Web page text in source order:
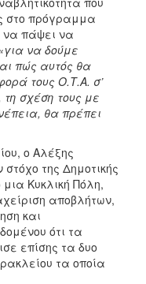
στο πρόγραμμα
να πάψει να
να δούμε
πώς αυτός θα
τους Ο.Τ.Α. σ’
σχέση τους με
θα πρέπει
ο Αλέξης
της Δημοτικής
Κυκλική Πόλη,
αποβλήτων,
και
ότι τα
επίσης τα δυο
τα οποία